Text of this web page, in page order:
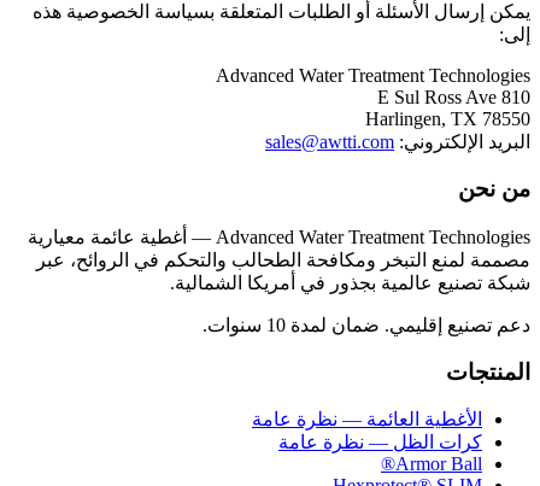
يمكن إرسال الأسئلة أو الطلبات المتعلقة بسياسة الخصوصية هذه
إلى:
Advanced Water Treatment Technologies
810 E Sul Ross Ave
Harlingen, TX 78550
البريد الإلكتروني: sales@awtti.com
من نحن
Advanced Water Treatment Technologies — أغطية عائمة معيارية
مصممة لمنع التبخر ومكافحة الطحالب والتحكم في الروائح، عبر
شبكة تصنيع عالمية بجذور في أمريكا الشمالية.
دعم تصنيع إقليمي. ضمان لمدة 10 سنوات.
المنتجات
الأغطية العائمة — نظرة عامة
كرات الظل — نظرة عامة
Armor Ball®